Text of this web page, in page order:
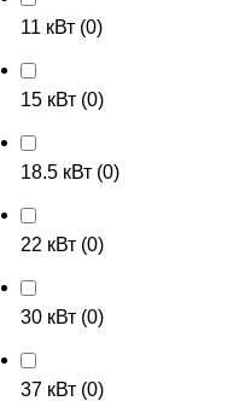
11 кВт (0)
15 кВт (0)
18.5 кВт (0)
22 кВт (0)
30 кВт (0)
37 кВт (0)